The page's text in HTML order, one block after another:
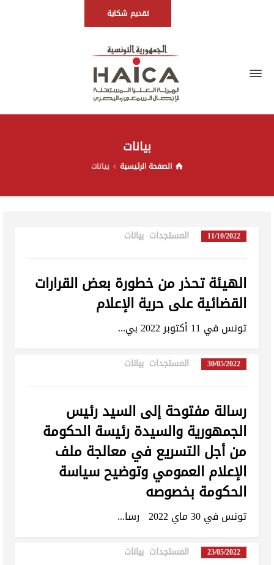
تقديم شكاية
بيانات
الصفحة الرئيسية بيانات
11/10/2022 المستجدات بيانات
الهيئة تحذر من خطورة بعض القرارات
القضائية على حرية الإعلام
تونس في 11 أكتوبر 2022 بي...
30/05/2022 المستجدات بيانات
رسالة مفتوحة إلى السيد رئيس
الجمهورية والسيدة رئيسة الحكومة
من أجل التسريع في معالجة ملف
الإعلام العمومي وتوضيح سياسة
الحكومة بخصوصه
تونس في 30 ماي 2022 رسا...
23/05/2022 المستجدات بيانات